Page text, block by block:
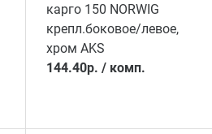
карго 150 NORWIG
крепл.боковое/левое,
хром AKS
144.40р. / комп.